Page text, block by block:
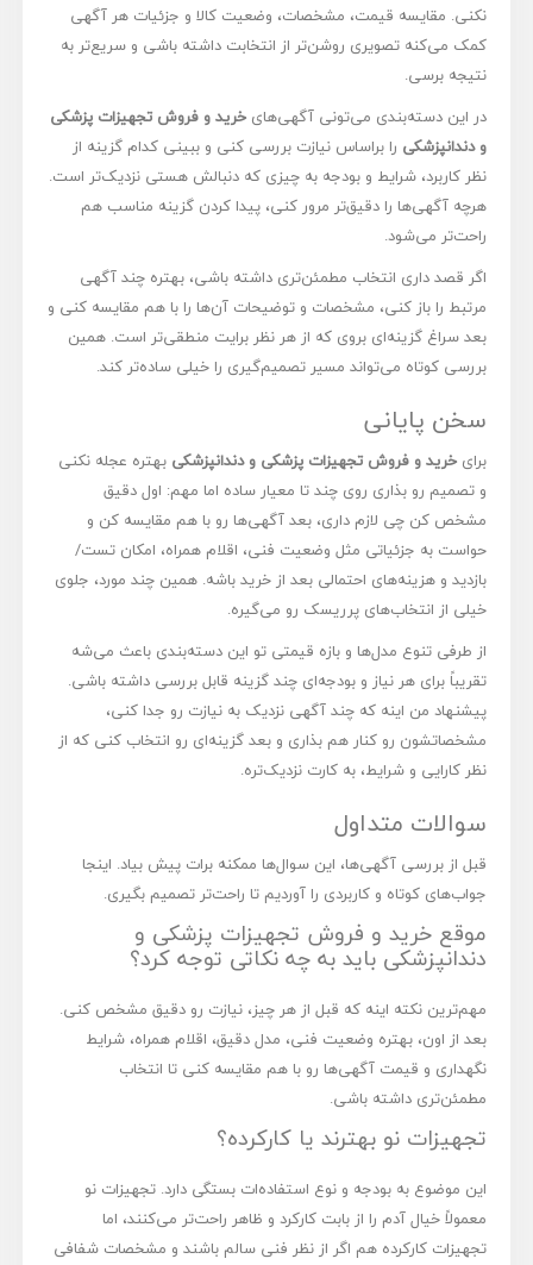
نکنی. مقایسه قیمت، مشخصات، وضعیت کالا و جزئیات هر آگهی
کمک می‌کنه تصویری روشن‌تر از انتخابت داشته باشی و سریع‌تر به
نتیجه برسی.
در این دسته‌بندی می‌تونی آگهی‌هایخرید و فروش تجهیزات پزشکی
و دندانپزشکی را براساس نیازت بررسی کنی و ببینی کدام گزینه از
نظر کاربرد، شرایط و بودجه به چیزی که دنبالش هستی نزدیک‌تر است.
هرچه آگهی‌ها را دقیق‌تر مرور کنی، پیدا کردن گزینه مناسب هم
راحت‌تر می‌شود.
اگر قصد داری انتخاب مطمئن‌تری داشته باشی، بهتره چند آگهی
مرتبط را باز کنی، مشخصات و توضیحات آن‌ها را با هم مقایسه کنی و
بعد سراغ گزینه‌ای بروی که از هر نظر برایت منطقی‌تر است. همین
بررسی کوتاه می‌تواند مسیر تصمیم‌گیری را خیلی ساده‌تر کند.
سخن پایانی
برایخرید و فروش تجهیزات پزشکی و دندانپزشکی بهتره عجله نکنی
و تصمیم رو بذاری روی چند تا معیار ساده اما مهم: اول دقیق
مشخص کن چی لازم داری، بعد آگهی‌ها رو با هم مقایسه کن و
حواست به جزئیاتی مثل وضعیت فنی، اقلام همراه، امکان تست/
بازدید و هزینه‌های احتمالی بعد از خرید باشه. همین چند مورد، جلوی
خیلی از انتخاب‌های پرریسک رو می‌گیره.
از طرفی تنوع مدل‌ها و بازه قیمتی تو این دسته‌بندی باعث می‌شه
تقریباً برای هر نیاز و بودجه‌ای چند گزینه قابل بررسی داشته باشی.
پیشنهاد من اینه که چند آگهی نزدیک به نیازت رو جدا کنی،
مشخصاتشون رو کنار هم بذاری و بعد گزینه‌ای رو انتخاب کنی که از
نظر کارایی و شرایط، به کارت نزدیک‌تره.
سوالات متداول
قبل از بررسی آگهی‌ها، این سوال‌ها ممکنه برات پیش بیاد. اینجا
جواب‌های کوتاه و کاربردی را آوردیم تا راحت‌تر تصمیم بگیری.
موقع خرید و فروش تجهیزات پزشکی و
دندانپزشکی باید به چه نکاتی توجه کرد؟
مهم‌ترین نکته اینه که قبل از هر چیز، نیازت رو دقیق مشخص کنی.
بعد از اون، بهتره وضعیت فنی، مدل دقیق، اقلام همراه، شرایط
نگهداری و قیمت آگهی‌ها رو با هم مقایسه کنی تا انتخاب
مطمئن‌تری داشته باشی.
تجهیزات نو بهترند یا کارکرده؟
این موضوع به بودجه و نوع استفاده‌ات بستگی دارد. تجهیزات نو
معمولاً خیال آدم را از بابت کارکرد و ظاهر راحت‌تر می‌کنند، اما
تجهیزات کارکرده هم اگر از نظر فنی سالم باشند و مشخصات شفافی